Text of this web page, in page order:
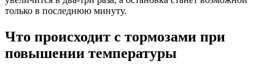
только в последнюю минуту.
Что происходит с тормозами при
повышении температуры